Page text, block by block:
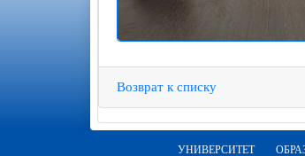
Возврат к списку
УНИВЕРСИТЕТ